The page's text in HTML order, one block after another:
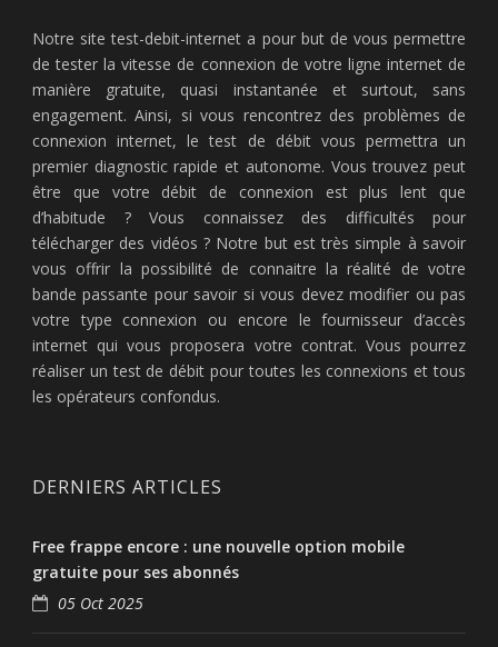
Notre site test-debit-internet a pour but de vous permettre
de tester la vitesse de connexion de votre ligne internet de
manière gratuite, quasi instantanée et surtout, sans
engagement. Ainsi, si vous rencontrez des problèmes de
connexion internet, le test de débit vous permettra un
premier diagnostic rapide et autonome. Vous trouvez peut
être que votre débit de connexion est plus lent que
d’habitude ? Vous connaissez des difficultés pour
télécharger des vidéos ? Notre but est très simple à savoir
vous offrir la possibilité de connaitre la réalité de votre
bande passante pour savoir si vous devez modifier ou pas
votre type connexion ou encore le fournisseur d’accès
internet qui vous proposera votre contrat. Vous pourrez
réaliser un test de débit pour toutes les connexions et tous
les opérateurs confondus.
DERNIERS ARTICLES
Free frappe encore : une nouvelle option mobile
gratuite pour ses abonnés
05 Oct 2025